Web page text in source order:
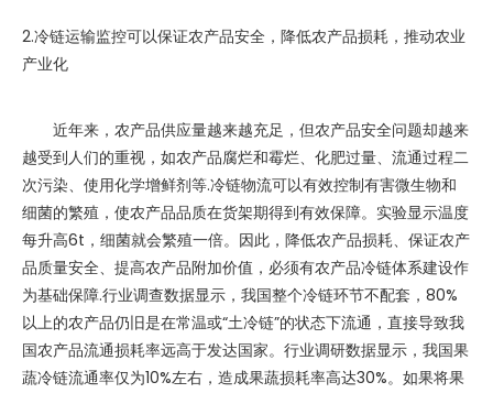
2.冷链运输监控可以保证农产品安全，降低农产品损耗，推动农业
产业化
近年来，农产品供应量越来越充足，但农产品安全问题却越来
越受到人们的重视，如农产品腐烂和霉烂、化肥过量、流通过程二
次污染、使用化学增鲜剂等.冷链物流可以有效控制有害微生物和
细菌的繁殖，使农产品品质在货架期得到有效保障。实验显示温度
每升高6t，细菌就会繁殖一倍。因此，降低农产品损耗、保证农产
品质量安全、提高农产品附加价值，必须有农产品冷链体系建设作
为基础保障.行业调查数据显示，我国整个冷链环节不配套，80%
以上的农产品仍旧是在常温或“土冷链”的状态下流通，直接导致我
国农产品流通损耗率远高于发达国家。行业调研数据显示，我国果
蔬冷链流通率仅为10%左右，造成果蔬损耗率高达30%。如果将果